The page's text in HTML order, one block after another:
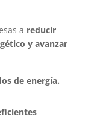
a reducir
y avanzar
de energía.